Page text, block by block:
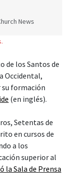
News
de los Santos de
Occidental,
formación
(en inglés).
Setentas de
en cursos de
a los
superior al
la Sala de Prensa